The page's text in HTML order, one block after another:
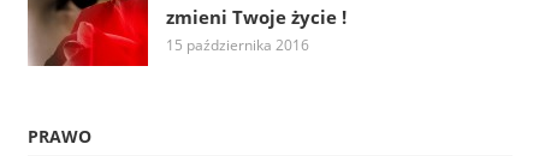
zmieni Twoje życie !
15 października 2016
PRAWO